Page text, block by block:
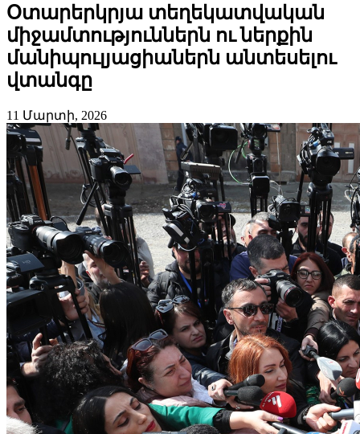
Օտարերկրյա տեղեկատվական
միջամտություններն ու ներքին
մանիպուլյացիաներն անտեսելու
վտանգը
11 Մարտի, 2026